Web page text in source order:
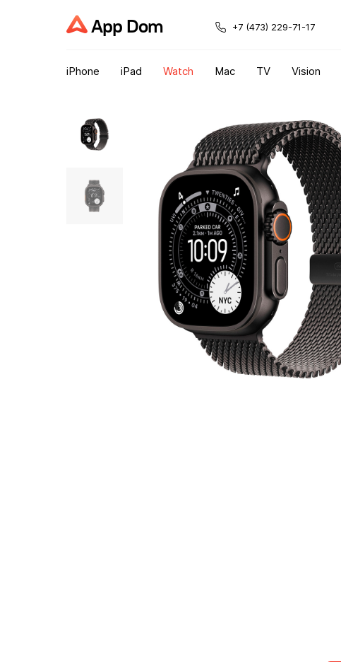
App Dom +7 (473) 229-71-17
iPhone iPad Watch Mac TV Vision